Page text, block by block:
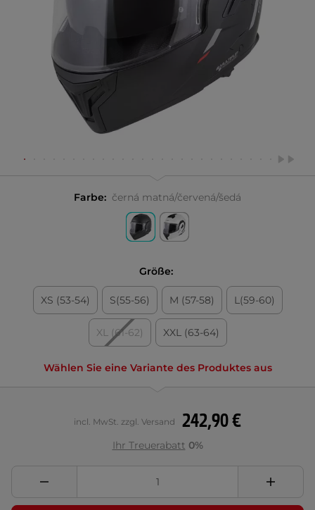
Farbe: černá matná/červená/šedá
Größe:
XS (53-54) S(55-56) M (57-58) L(59-60)
XL (61-62) XXL (63-64)
Wählen Sie eine Variante des Produktes aus
242,90 €
incl. MwSt. zzgl. Versand
Ihr Treuerabatt 0%